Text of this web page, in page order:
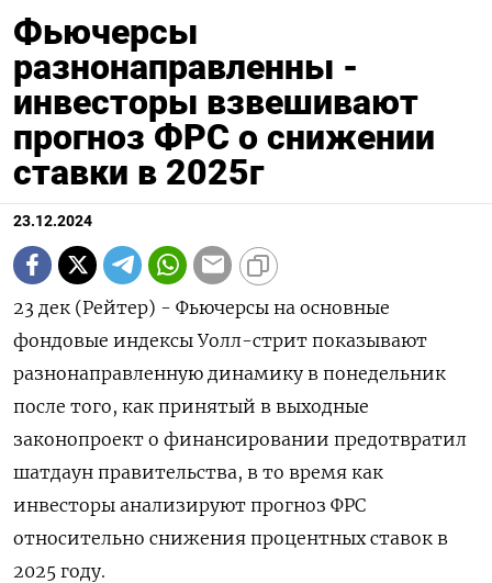
Фьючерсы
разнонаправленны -
инвесторы взвешивают
прогноз ФРС о снижении
ставки в 2025г
23.12.2024
23 дек (Рейтер) - Фьючерсы на основные
фондовые индексы Уолл-стрит показывают
разнонаправленную динамику в понедельник
после того, как принятый в выходные
законопроект о финансировании предотвратил
шатдаун правительства, в то время как
инвесторы анализируют прогноз ФРС
относительно снижения процентных ставок в
2025 году.